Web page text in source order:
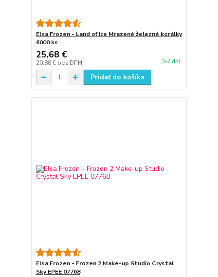
Elsa Frozen - Land of Ice Mrazené železné korálky
6000 ks
25,68 €
20,88 € bez DPH 3-7 dní
Pridať do košíka
Elsa Frozen - Frozen 2 Make-up Studio Crystal
Sky EPEE 07768